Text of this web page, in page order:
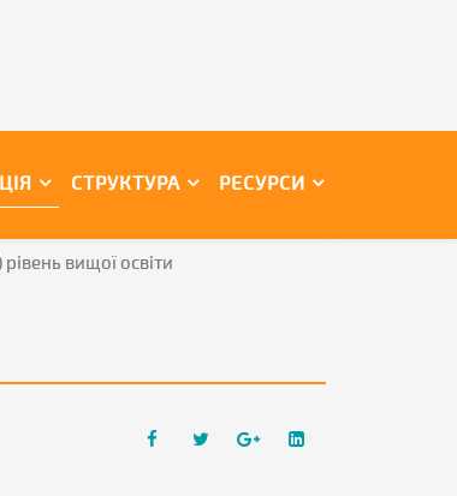
СТРУКТУРА РЕСУРСИ
вищої освіти